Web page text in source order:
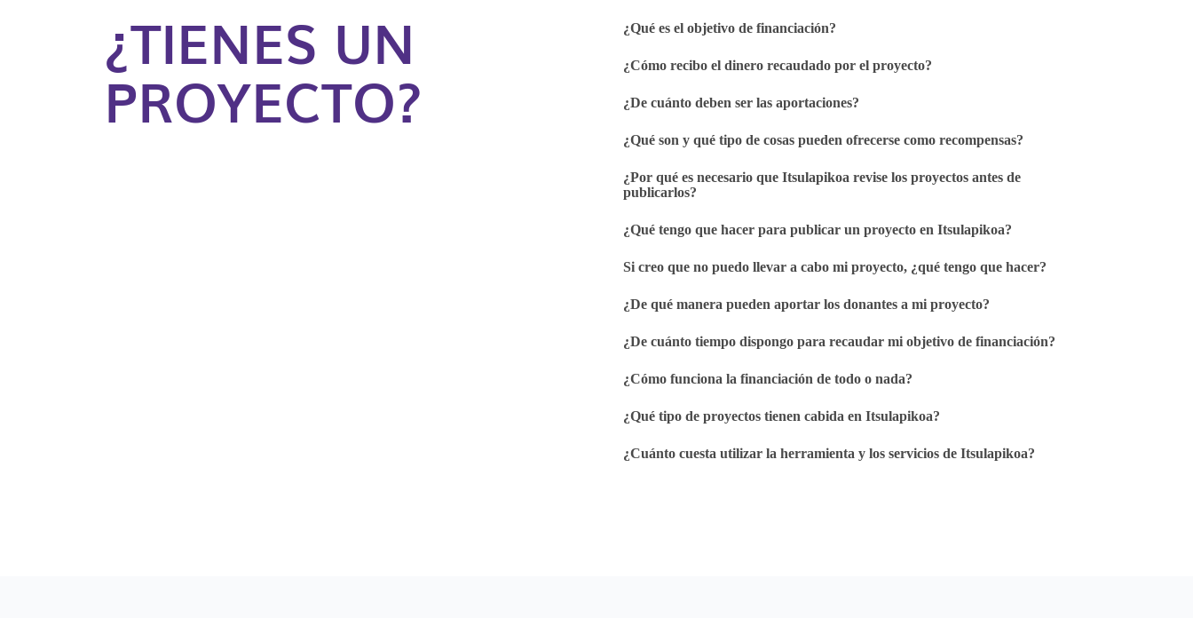
¿TIENES UN
PROYECTO?
¿Qué es el objetivo de financiación?
¿Cómo recibo el dinero recaudado por el proyecto?
¿De cuánto deben ser las aportaciones?
¿Qué son y qué tipo de cosas pueden ofrecerse como recompensas?
¿Por qué es necesario que Itsulapikoa revise los proyectos antes de
publicarlos?
¿Qué tengo que hacer para publicar un proyecto en Itsulapikoa?
Si creo que no puedo llevar a cabo mi proyecto, ¿qué tengo que hacer?
¿De qué manera pueden aportar los donantes a mi proyecto?
¿De cuánto tiempo dispongo para recaudar mi objetivo de financiación?
¿Cómo funciona la financiación de todo o nada?
¿Qué tipo de proyectos tienen cabida en Itsulapikoa?
¿Cuánto cuesta utilizar la herramienta y los servicios de Itsulapikoa?